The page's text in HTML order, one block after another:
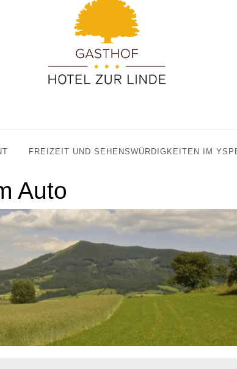
FREIZEIT UND SEHENSWÜRDIGKEITEN IM
Auto